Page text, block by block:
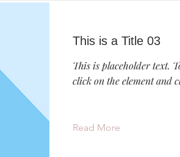
This is a Title 03
This is placeholder text.
click on the element and
Read More